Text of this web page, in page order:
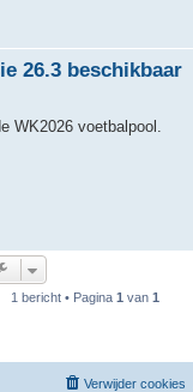
26.3 beschikbaar
WK2026 voetbalpool.
1 bericht • Pagina 1 van 1
Verwijder cookies